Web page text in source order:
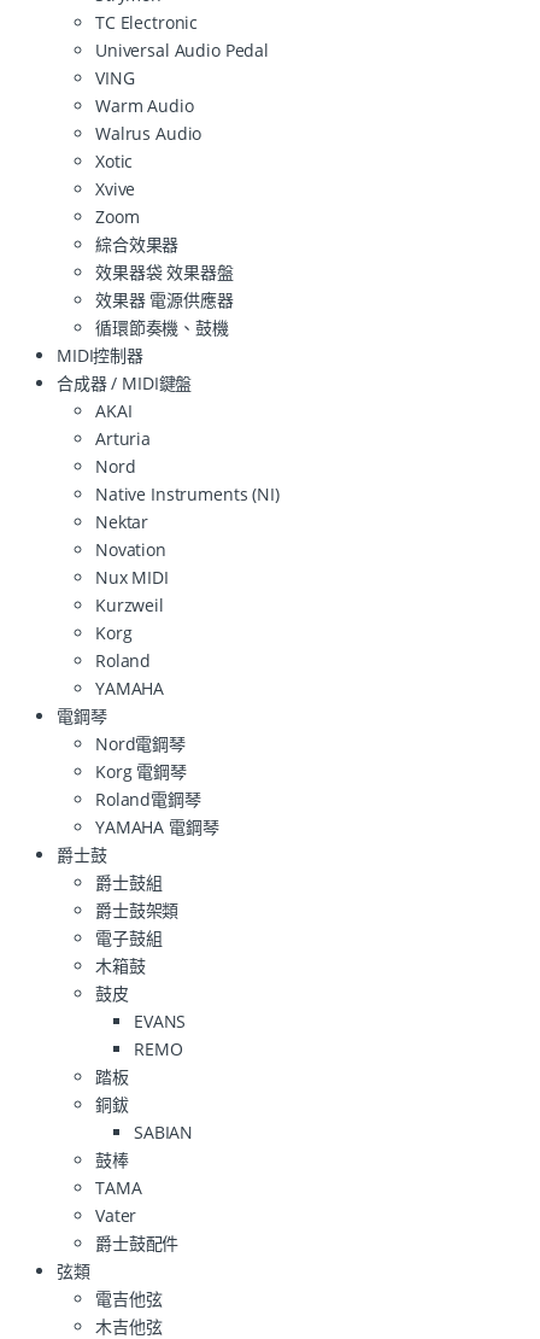
TC Electronic
Universal Audio Pedal
VING
Warm Audio
Walrus Audio
Xotic
Xvive
Zoom
綜合效果器
效果器袋 效果器盤
效果器 電源供應器
循環節奏機、鼓機
MIDI控制器
合成器 / MIDI鍵盤
AKAI
Arturia
Nord
Native Instruments (NI)
Nektar
Novation
Nux MIDI
Kurzweil
Korg
Roland
YAMAHA
電鋼琴
Nord電鋼琴
Korg 電鋼琴
Roland電鋼琴
YAMAHA 電鋼琴
爵士鼓
爵士鼓組
爵士鼓架類
電子鼓組
木箱鼓
鼓皮
EVANS
REMO
踏板
銅鈸
SABIAN
鼓棒
TAMA
Vater
爵士鼓配件
弦類
電吉他弦
木吉他弦